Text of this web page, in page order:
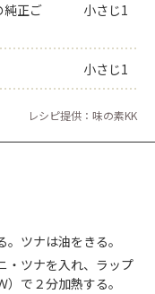
純正ご
小さじ1
小さじ1
レシピ提供：味の素KK
。ツナは油をきる。
・ツナを入れ、ラップ
で２分加熱する。